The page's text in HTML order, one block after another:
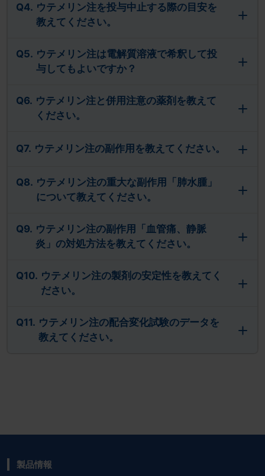
Q4. ウテメリン注を投与中止する際の目安を
教えてください。
Q5. ウテメリン注は電解質溶液で希釈して投
与してもよいですか？
Q6. ウテメリン注と併用注意の薬剤を教えて
ください。
Q7. ウテメリン注の副作用を教えてください。
Q8. ウテメリン注の重大な副作用「肺水腫」
について教えてください。
Q9. ウテメリン注の副作用「血管痛、静脈
炎」の対処方法を教えてください。
Q10. ウテメリン注の製剤の安定性を教えてく
ださい。
Q11. ウテメリン注の配合変化試験のデータを
教えてください。
製品情報